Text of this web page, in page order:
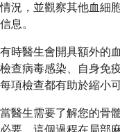
情況，並觀察其他血細
信息。
有時醫生會開具額外的
檢查病毒感染、自身免
每項檢查都有助於縮小
當醫生需要了解您的骨
必要。這個過程在局部